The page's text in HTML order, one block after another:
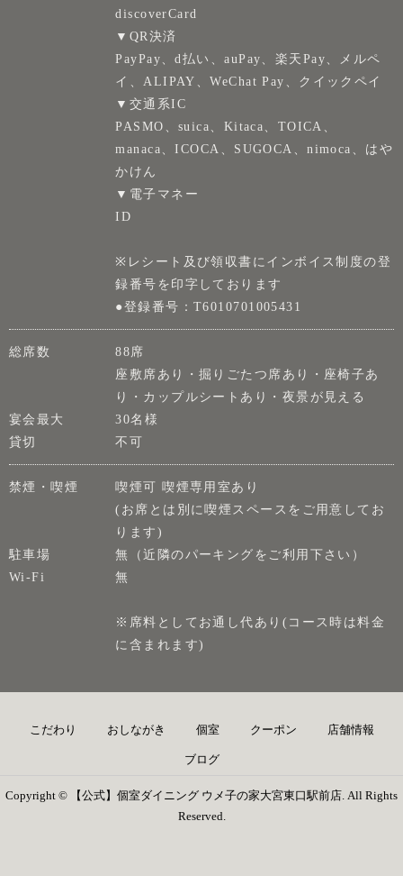
discoverCard
▼QR決済
PayPay、d払い、auPay、楽天Pay、メルペ
イ、ALIPAY、WeChat Pay、クイックペイ
▼交通系IC
PASMO、suica、Kitaca、TOICA、
manaca、ICOCA、SUGOCA、nimoca、はや
かけん
▼電子マネー
ID
※レシート及び領収書にインボイス制度の登
録番号を印字しております
●登録番号：T6010701005431
総席数
88席
座敷席あり・掘りごたつ席あり・座椅子あ
り・カップルシートあり・夜景が見える
宴会最大
30名様
貸切
不可
禁煙・喫煙
喫煙可 喫煙専用室あり
(お席とは別に喫煙スペースをご用意してお
ります)
駐車場
無（近隣のパーキングをご利用下さい）
Wi-Fi
無
※席料としてお通し代あり(コース時は料金
に含まれます)
こだわり おしながき 個室 クーポン 店舗情報
ブログ
Copyright © 【公式】個室ダイニング ウメ子の家大宮東口駅前店. All Rights
Reserved.